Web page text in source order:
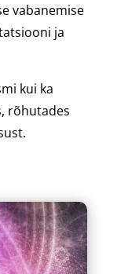
vabanemise
ja
kui ka
rõhutades